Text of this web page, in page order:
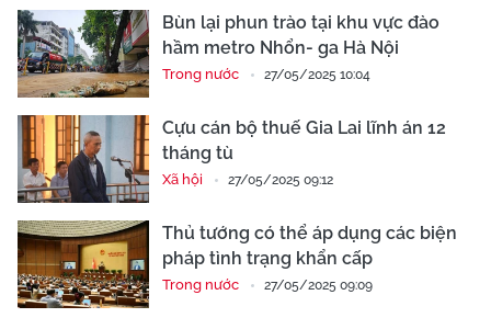
Bùn lại phun trào tại khu vực đào
hầm metro Nhổn- ga Hà Nội
Trong nước 27/05/2025 10:04
Cựu cán bộ thuế Gia Lai lĩnh án 12
tháng tù
Xã hội 27/05/2025 09:12
Thủ tướng có thể áp dụng các biện
pháp tình trạng khẩn cấp
Trong nước 27/05/2025 09:09